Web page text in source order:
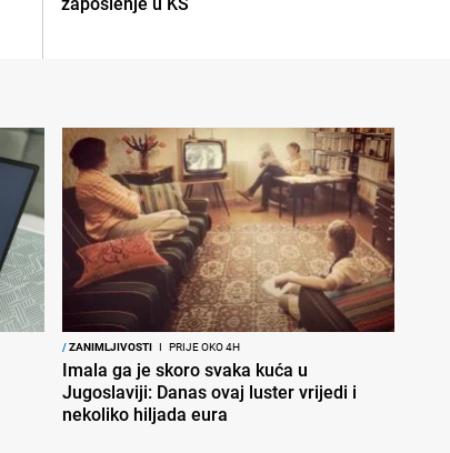
/ZANIMLJIVOSTI I PRIJE OKO 4H
Imala ga je skoro svaka kuća u
Jugoslaviji: Danas ovaj luster vrijedi i
nekoliko hiljada eura